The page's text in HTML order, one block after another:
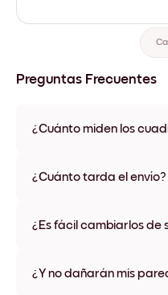
Preguntas Frecuentes
¿Cuánto miden los
varios materiales y colores
¿Cuánto tarda el envío?
disponibles en algunos
¿Es fácil cambiarlos de
ningún daño
¿Y no dañarán mis